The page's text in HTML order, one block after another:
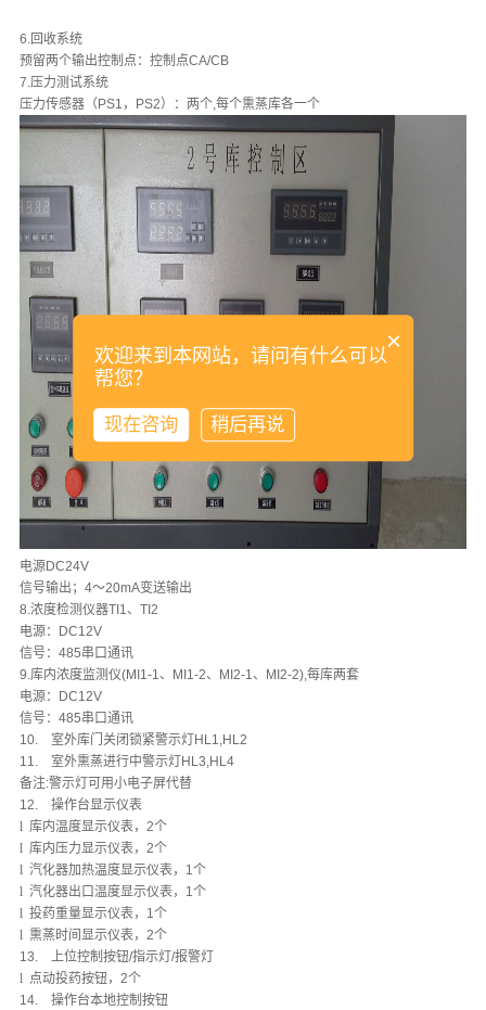
6.回收系统
预留两个输出控制点：控制点CA/CB
7.压力测试系统
压力传感器（PS1，PS2）：两个,每个熏蒸库各一个
电源DC24V
信号输出；4～20mA变送输出
8.浓度检测仪器TI1、TI2
电源：DC12V
信号：485串口通讯
9.库内浓度监测仪(MI1-1、MI1-2、MI2-1、MI2-2),每库两套
电源：DC12V
信号：485串口通讯
10.
室外库门关闭锁紧警示灯HL1,HL2
11.
室外熏蒸进行中警示灯HL3,HL4
备注:警示灯可用小电子屏代替
12.
操作台显示仪表
l 库内温度显示仪表，2个
l 库内压力显示仪表，2个
l 汽化器加热温度显示仪表，1个
l 汽化器出口温度显示仪表，1个
l 投药重量显示仪表，1个
l 熏蒸时间显示仪表，2个
13.
上位控制按钮/指示灯/报警灯
l 点动投药按钮，2个
14.
操作台本地控制按钮
×
欢迎来到本网站，请问有什么可以
帮您？
现在咨询 稍后再说